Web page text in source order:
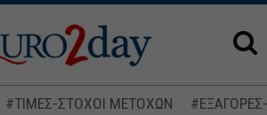
#ΤΙΜΕΣ-ΣΤΟΧΟΙ ΜΕΤΟΧΩΝ